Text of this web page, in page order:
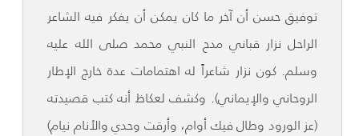
توفيق حسن أن آخر ما كان يمكن أن يفكر فيه الشاعر
الراحل نزار قباني مدح النبي محمد صلى الله عليه
وسلم. كون نزار شاعراً له اهتمامات عدة خارج الإطار
الروحاني والإيماني). وكشف لعكاظ أنه كتب قصيدته
(عز الورود وطال فيك أوام، وأرقت وحدي والأنام نيام)